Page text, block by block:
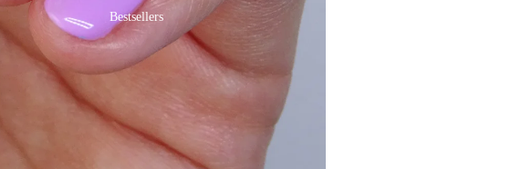
Bestsellers